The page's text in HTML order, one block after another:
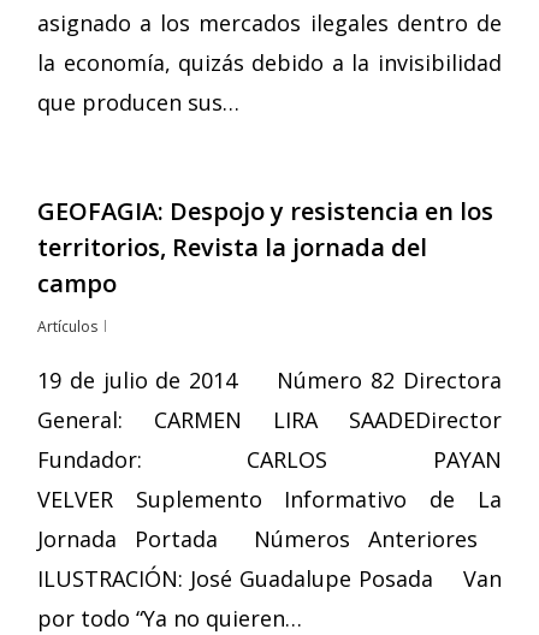
asignado a los mercados ilegales dentro de
la economía, quizás debido a la invisibilidad
que producen sus…
GEOFAGIA: Despojo y resistencia en los
territorios, Revista la jornada del
campo
Artículos
19 de julio de 2014 Número 82 Directora
General: CARMEN LIRA SAADEDirector
Fundador: CARLOS PAYAN
VELVER Suplemento Informativo de La
Jornada Portada Números Anteriores
ILUSTRACIÓN: José Guadalupe Posada Van
por todo “Ya no quieren…